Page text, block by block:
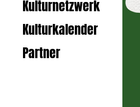
Kulturnetzwerk
Kulturkalender
Partner